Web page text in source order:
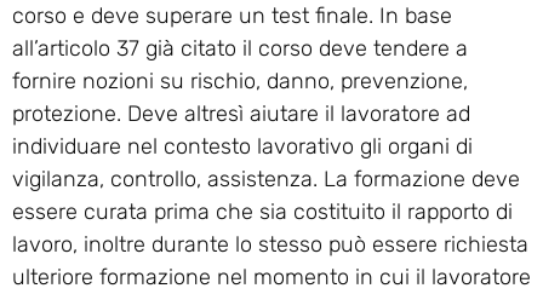
corso e deve superare un test finale. In base
all’articolo 37 già citato il corso deve tendere a
fornire nozioni su rischio, danno, prevenzione,
protezione. Deve altresì aiutare il lavoratore ad
individuare nel contesto lavorativo gli organi di
vigilanza, controllo, assistenza. La formazione deve
essere curata prima che sia costituito il rapporto di
lavoro, inoltre durante lo stesso può essere richiesta
ulteriore formazione nel momento in cui il lavoratore